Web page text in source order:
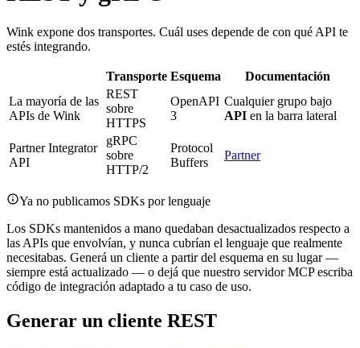
Wink expone dos transportes. Cuál uses depende de con qué API te
estés integrando.
Transporte Esquema
Documentación
La mayoría de las
APIs de Wink
REST
sobre
HTTPS
OpenAPI
3
Cualquier grupo bajo
API en la barra lateral
Partner Integrator
API
gRPC
sobre
HTTP/2
Protocol
Buffers
Partner
Ya no publicamos SDKs por lenguaje
Los SDKs mantenidos a mano quedaban desactualizados respecto a
las APIs que envolvían, y nunca cubrían el lenguaje que realmente
necesitabas. Generá un cliente a partir del esquema en su lugar —
siempre está actualizado — o dejá que nuestro servidor MCP escriba
código de integración adaptado a tu caso de uso.
Generar un cliente REST